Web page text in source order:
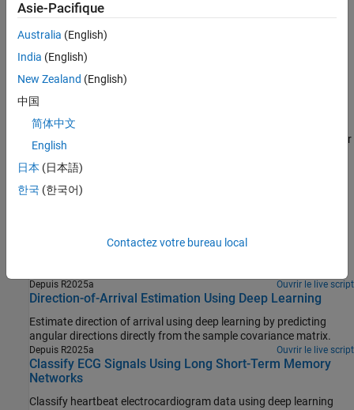
classification, and regression.
Signal Segmentation by Sweeping Hyperparameters
Signal Classification by Sweeping Hyperparameters
Signal Classification Using Transfer Learning
Learn Pre-Emphasis Filter Using Deep Learning
Use a convolutional deep network to learn a pre-emphasis filter for
speech recognition.
Sélection d՚exemples
Detect radar pulses in noise and estimates the pulse parameters
Depuis R2025a Ouvrir le live script
Direction-of-Arrival Estimation Using Deep Learning
Estimate direction of arrival using deep learning by predicting
angular directions directly from the sample covariance matrix.
Depuis R2025a Ouvrir le live script
Classify ECG Signals Using Long Short-Term Memory
Networks
Classify heartbeat electrocardiogram data using deep learning
Asie-Pacifique
Australia (English)
India (English)
New Zealand (English)
中国
简体中文
English
日本 (日本語)
한국 (한국어)
Contactez votre bureau local